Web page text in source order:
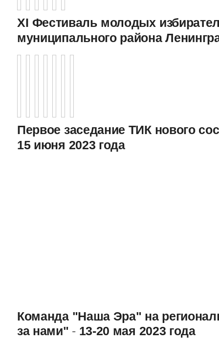
XI Фестиваль молодых
муниципального района
Первое заседание ТИК нового
15 июня 2023 года
Команда "Наша Эра" на
за нами" - 13-20 мая 2023 года